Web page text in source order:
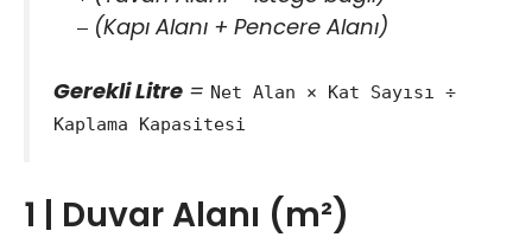
– (Kapı Alanı + Pencere Alanı)
Gerekli Litre = Net Alan × Kat Sayısı ÷
Kaplama Kapasitesi
1 | Duvar Alanı (m²)